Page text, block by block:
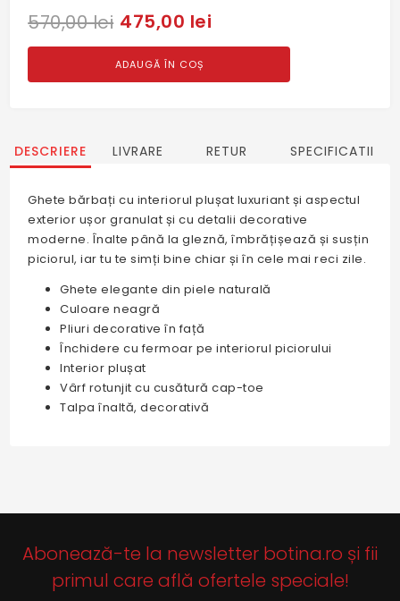
570,00 lei 475,00 lei
ADAUGĂ ÎN COȘ
DESCRIERE LIVRARE RETUR SPECIFICATII
Ghete bărbați cu interiorul plușat luxuriant și aspectul
exterior ușor granulat și cu detalii decorative
moderne. Înalte până la gleznă, îmbrățișează și susțin
piciorul, iar tu te simți bine chiar și în cele mai reci zile.
Ghete elegante din piele naturală
Culoare neagră
Pliuri decorative în față
Închidere cu fermoar pe interiorul piciorului
Interior plușat
Vârf rotunjit cu cusătură cap-toe
Talpa înaltă, decorativă
Abonează-te la newsletter botina.ro și fii
primul care află ofertele speciale!